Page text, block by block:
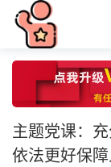
主题党课：
依法更好保